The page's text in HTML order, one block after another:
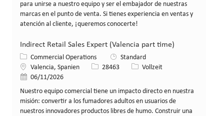
para unirse a nuestro equipo y ser el embajador de nuestras
marcas en el punto de venta. Si tienes experiencia en ventas y
atención al cliente, ¡queremos conocerte!
Indirect Retail Sales Expert (Valencia part time)
Kategorie
Commercial Operations
Standard
Standort
Valencia, Spanien Stellen-ID
28463 Art der Stelle
Vollzeit
Veröffentlicht am
06/11/2026
Nuestro equipo comercial tiene un impacto directo en nuestra
misión: convertir a los fumadores adultos en usuarios de
nuestros innovadores productos libres de humo. Construir una